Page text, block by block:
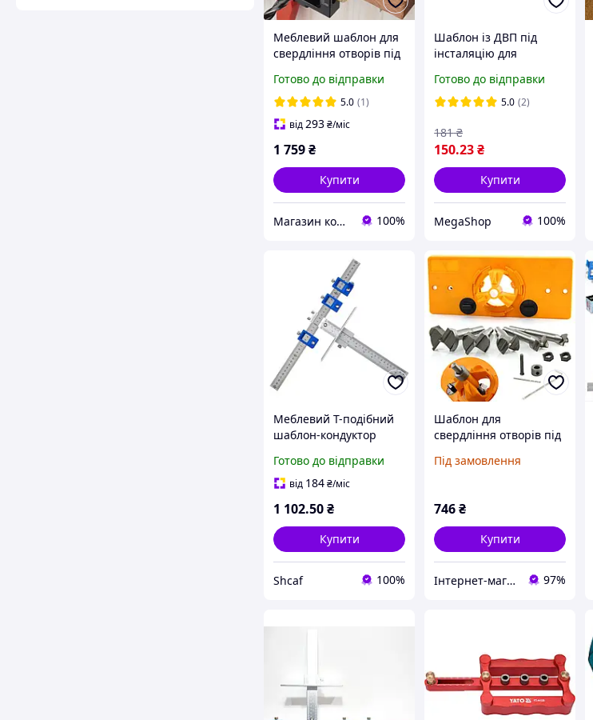
Меблевий шаблон для
свердління отворів під
Готово до відправки
5.0 (1)
від 293₴/міс
1 759₴
Купити
Магазин корисних інструментів APtools 100%
Шаблон із ДВП під
інсталяцію для
(Ø20, Ø60, Ø110 мм)
Готово до відправки
5.0 (2)
150.23₴
181 ₴
Купити
MegaShop 100%
Меблевий Т-подібний
шаблон-кондуктор
лінійка для свердління
отворів під фурнітуру
Готово до відправки
від 184₴/міс
1 102.50₴
Купити
Shcaf 100%
Шаблон для
свердління отворів під
M15262
Під замовлення
746₴
Купити
Інтернет-магазин якісних інструментів ''VERFO'' 97%